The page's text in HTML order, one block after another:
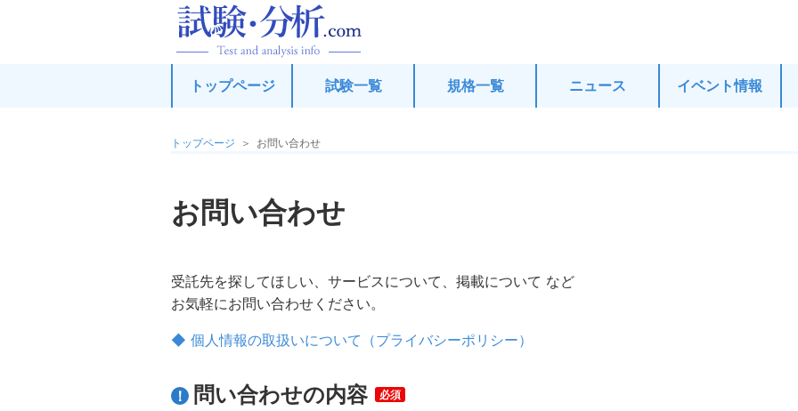
トップページ 試験一覧 規格一覧 ニュース イベント情報
トップページ お問い合わせ
お問い合わせ
受託先を探してほしい、サービスについて、掲載について など
お気軽にお問い合わせください。
個人情報の取扱いについて（プライバシーポリシー）
問い合わせの内容 必須